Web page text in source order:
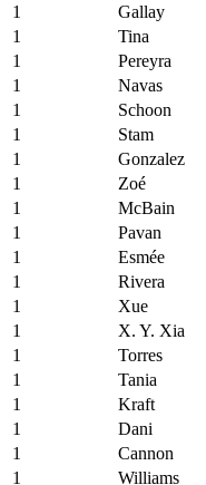
1
Gallay
1
Tina
1
Pereyra
1
Navas
1
Schoon
1
Stam
1
Gonzalez
1
Zoé
1
McBain
1
Pavan
1
Esmée
1
Rivera
1
Xue
1
X. Y. Xia
1
Torres
1
Tania
1
Kraft
1
Dani
1
Cannon
1
Williams